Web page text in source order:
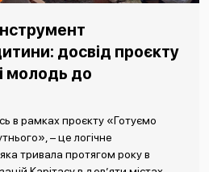
досвід проєкту
молодь до
в рамках проєкту «Готуємо
– це логічне
тривала протягом року в